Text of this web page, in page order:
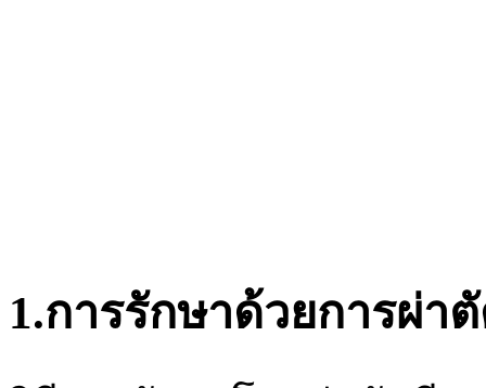
1.การรักษาด้วยการผ่า